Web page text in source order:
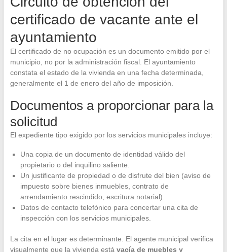
certificado de vacante ante el
ayuntamiento
El certificado de no ocupación es un documento emitido por el
municipio, no por la administración fiscal. El ayuntamiento
constata el estado de la vivienda en una fecha determinada,
generalmente el 1 de enero del año de imposición.
Documentos a proporcionar para la
solicitud
El expediente tipo exigido por los servicios municipales incluye:
Una copia de un documento de identidad válido del
propietario o del inquilino saliente.
Un justificante de propiedad o de disfrute del bien (aviso de
impuesto sobre bienes inmuebles, contrato de
arrendamiento rescindido, escritura notarial).
Datos de contacto telefónico para concertar una cita de
inspección con los servicios municipales.
La cita en el lugar es determinante. El agente municipal verifica
visualmente que la vivienda está vacía de muebles y